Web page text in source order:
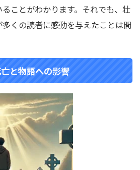
ことがわかります。それでも、壮
くの読者に感動を与えたことは間
と物語への影響